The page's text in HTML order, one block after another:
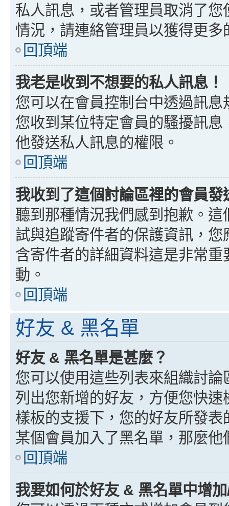
私人訊息，或者管理員取消了
情況，請連絡管理員以獲得更多
回頂端
我老是收到不想要的私人訊息！
您可以在會員控制台中透過訊
您收到某位特定會員的騷擾訊
他發送私人訊息的權限。
回頂端
我收到了這個討論區裡的會員
聽到那種情況我們感到抱歉。
試與追蹤寄件者的保護資訊，
含寄件者的詳細資料這是非常
動。
回頂端
好友 & 黑名單
好友 & 黑名單是甚麼？
您可以使用這些列表來組織討
列出您新增的好友，方便您快
樣板的支援下，您的好友所發
某個會員加入了黑名單，那麼
回頂端
我要如何於好友 & 黑名單中增